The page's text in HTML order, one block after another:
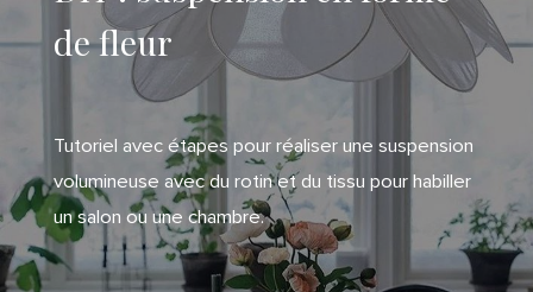
de fleur
Tutoriel avec étapes pour réaliser une suspension
volumineuse avec du rotin et du tissu pour habiller
un salon ou une chambre.